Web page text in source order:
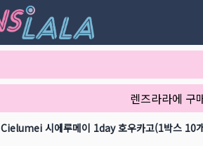
렌즈라라에 구
Cielumei 시에루메이 1day 호우카고(1박스 10